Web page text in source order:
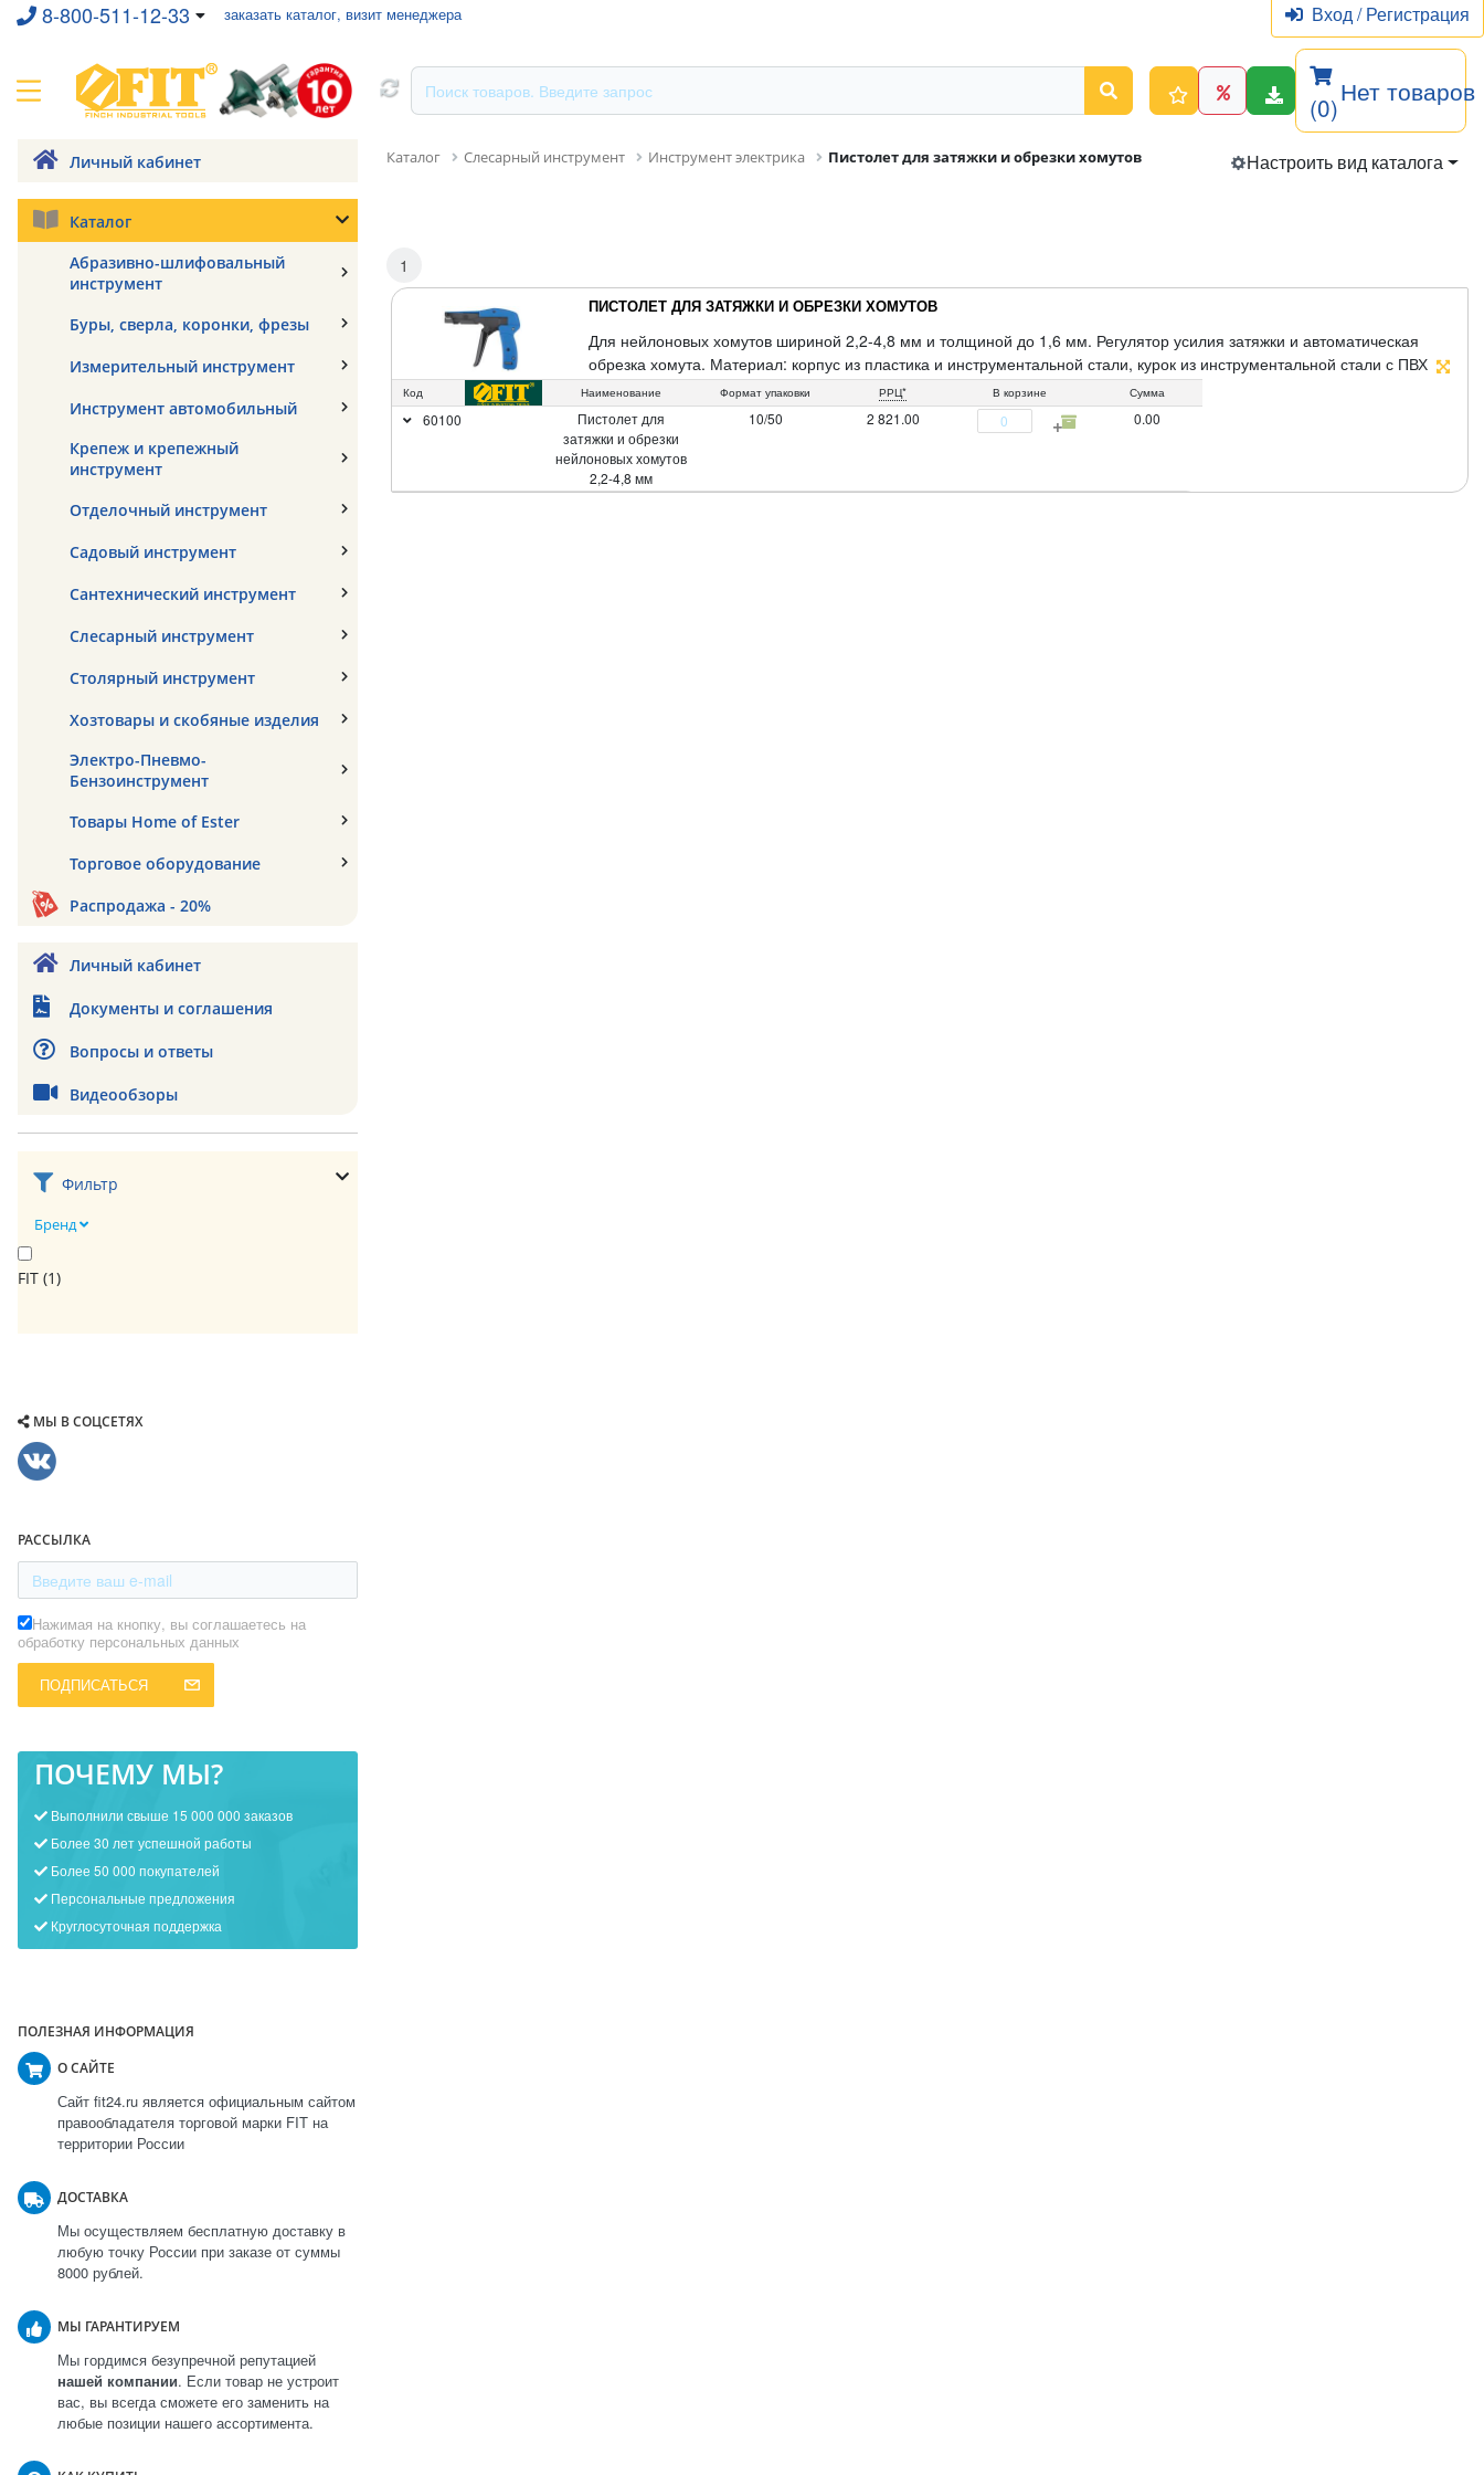
8-800-511-12-33 заказать каталог, визит менеджера Вход/Регистрация
(0)Нет товаров
Личный кабинет
Каталог
Абразивно-шлифовальный
инструмент
Буры, сверла, коронки, фрезы
Измерительный инструмент
Инструмент автомобильный
Крепеж и крепежный
инструмент
Отделочный инструмент
Садовый инструмент
Сантехнический инструмент
Слесарный инструмент
Столярный инструмент
Хозтовары и скобяные изделия
Электро-Пневмо-
Бензоинструмент
Товары Home of Ester
Торговое оборудование
Распродажа - 20%
Личный кабинет
Документы и соглашения
Вопросы и ответы
Видеообзоры
Фильтр
Бренд
FIT (1)
МЫ В СОЦСЕТЯХ
РАССЫЛКА
Нажимая на кнопку, вы соглашаетесь на
обработку персональных данных
ПОДПИСАТЬСЯ
ПОЧЕМУ МЫ?
Выполнили свыше 15 000 000 заказов
Более 30 лет успешной работы
Более 50 000 покупателей
Персональные предложения
Круглосуточная поддержка
ПОЛЕЗНАЯ ИНФОРМАЦИЯ
О САЙТЕ
Сайт fit24.ru является официальным сайтом
правообладателя торговой марки FIT на
территории России
ДОСТАВКА
Мы осуществляем бесплатную доставку в
любую точку России при заказе от суммы
8000 рублей.
МЫ ГАРАНТИРУЕМ
Мы гордимся безупречной репутацией
нашей компании. Если товар не устроит
вас, вы всегда сможете его заменить на
любые позиции нашего ассортимента.
Каталог Слесарный инструмент Инструмент электрика Пистолет для затяжки и обрезки хомутов Настроить вид каталога
1
ПИСТОЛЕТ ДЛЯ ЗАТЯЖКИ И ОБРЕЗКИ ХОМУТОВ
Для нейлоновых хомутов шириной 2,2-4,8 мм и толщиной до 1,6 мм. Регулятор усилия затяжки и автоматическая
обрезка хомута. Материал: корпус из пластика и инструментальной стали, курок из инструментальной стали с ПВХ
покрытием, рабочая часть из высокоуглеродистой инструментальной стали. Упаковка: блистер.
Код Наименование Формат упаковки РРЦ* В корзине Сумма
60100
Пистолет для
затяжки и обрезки
нейлоновых хомутов
2,2-4,8 мм
10/50 2 821.00 0.00